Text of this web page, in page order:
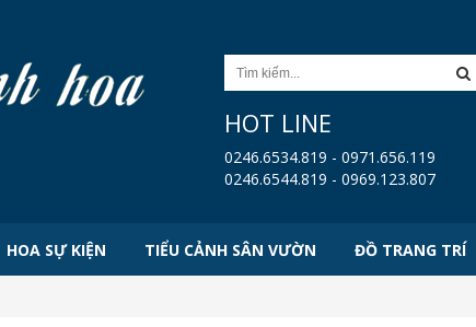
HOT LINE
0246.6534.819 - 0971.656.119
0246.6544.819 - 0969.123.807
HOA SỰ KIỆN TIỂU CẢNH SÂN VƯỜN ĐỒ TRANG TRÍ